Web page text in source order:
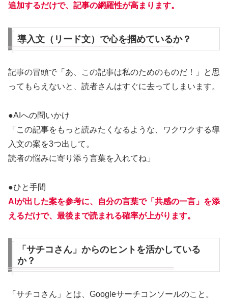
追加するだけで、記事の網羅性が高まります。
導入文（リード文）で心を掴めているか？
記事の冒頭で「あ、この記事は私のためのものだ！」と思
ってもらえないと、読者さんはすぐに去ってしまいます。
●AIへの問いかけ
「この記事をもっと読みたくなるような、ワクワクする導
入文の案を3つ出して。
読者の悩みに寄り添う言葉を入れてね」
●ひと手間
AIが出した案を参考に、自分の言葉で「共感の一言」を添
えるだけで、最後まで読まれる確率が上がります。
「サチコさん」からのヒントを活かしている
か？
「サチコさん」とは、Googleサーチコンソールのこと。